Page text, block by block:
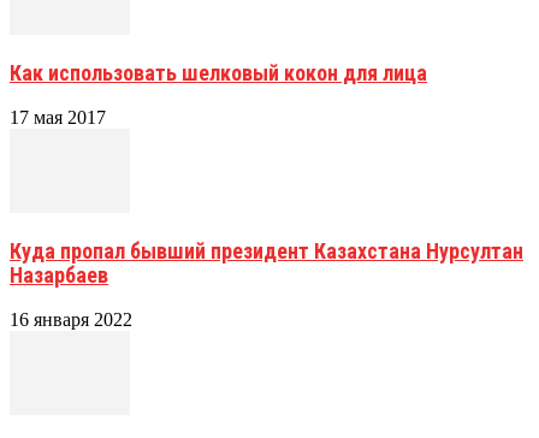
Как использовать шелковый кокон для лица
17 мая 2017
Куда пропал бывший президент Казахстана Нурсултан
Назарбаев
16 января 2022